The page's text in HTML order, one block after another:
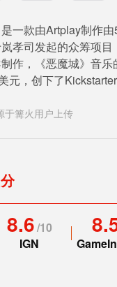
是一款由Artplay制作
孝司发起的众筹项
作，《恶魔城》音
元，创下了
于篝火用户上传
分
8.6/10
IGN